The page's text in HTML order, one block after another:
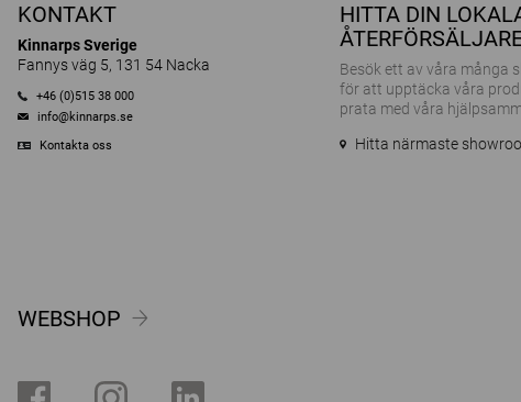
KONTAKT
Kinnarps Sverige
Fannys väg 5, 131 54 Nacka
+46 (0)515 38 000
info@kinnarps.se
Kontakta oss
HITTA DIN
Besök ett av våra många
för att upptäcka våra
prata med våra
Hitta närmaste
WEBSHOP